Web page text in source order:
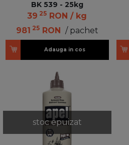
BK 539 - 25kg
39 25 RON / kg
981 25 RON / pachet
Adauga in cos
stoc epuizat